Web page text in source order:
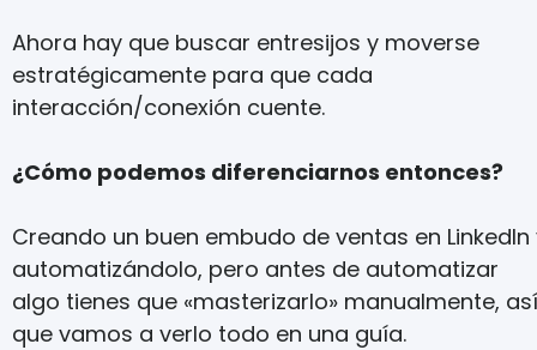
Ahora hay que buscar entresijos y moverse
estratégicamente para que cada
interacción/conexión cuente.
¿Cómo podemos diferenciarnos entonces?
Creando un buen embudo de ventas en LinkedIn
automatizándolo, pero antes de automatizar
algo tienes que «masterizarlo» manualmente, así
que vamos a verlo todo en una guía.